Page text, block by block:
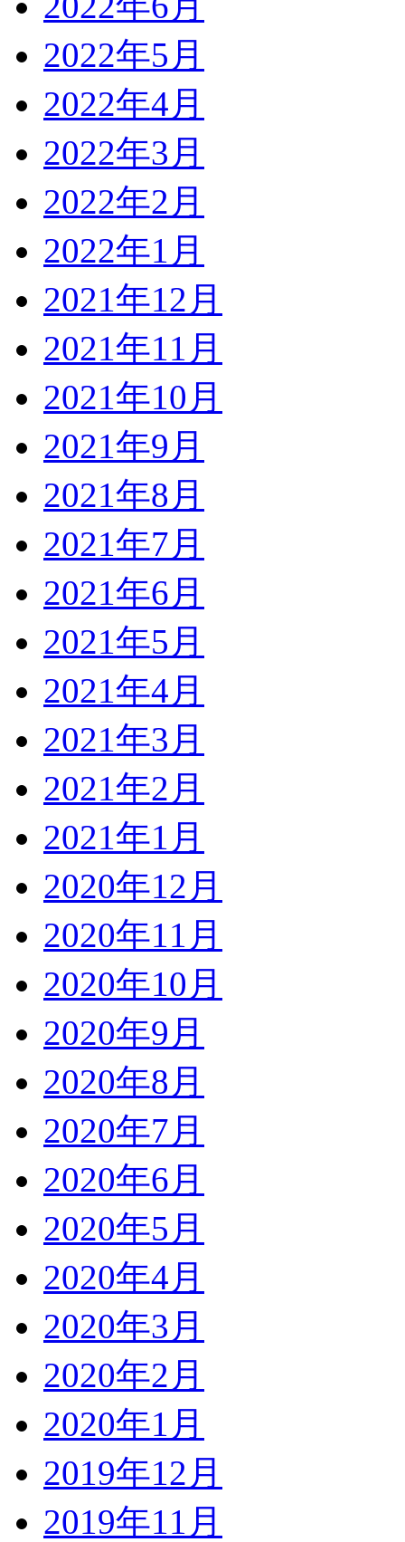
2022年5月
2022年4月
2022年3月
2022年2月
2022年1月
2021年12月
2021年11月
2021年10月
2021年9月
2021年8月
2021年7月
2021年6月
2021年5月
2021年4月
2021年3月
2021年2月
2021年1月
2020年12月
2020年11月
2020年10月
2020年9月
2020年8月
2020年7月
2020年6月
2020年5月
2020年4月
2020年3月
2020年2月
2020年1月
2019年12月
2019年11月